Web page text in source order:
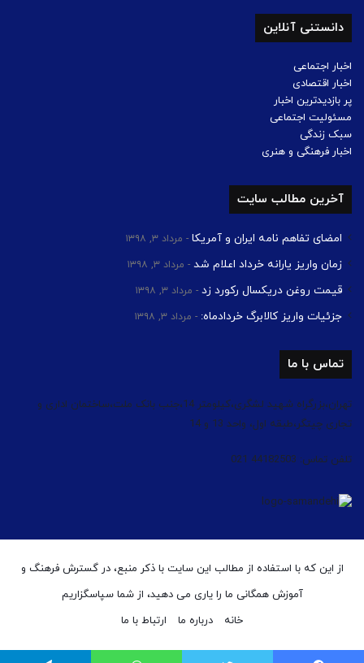
دانستنی آنلاین
اخبار اجتماعی
اخبار اقتصادی
پر بازدیدترین اخبار
مسئولیت اجتماعی
سبک زندگی
اخبار فرهنگی و هنری
آخرین مطالب سایت
امضای تفاهم نامه ایران و آمریکا مرداد ۳, ۱۳۹۸
زمان واریز یارانه خرداد اعلام شد مرداد ۳, ۱۳۹۸
قیمت روغن دریکسال رکورد زد مرداد ۳, ۱۳۹۸
جزئیات واریز کالابرگ خردادماه: مرداد ۳, ۱۳۹۸
تماس با ما
تهران،بزرگراه شهید لشگری،کیلومتر 14،جنب بانک ملت،ساختمان اداری و
تجاری چیتگر،طبقه اول، واحد 13 و 14
تلفن تماس: 44182503 021
از این که با استفاده از مطالب این سایت با ذکر منبع، در گسترش فرهنگ و
آموزش همگانی ما را یاری می دهید، از شما سپاسگزاریم
خانه
درباره ما ارتباط با ما